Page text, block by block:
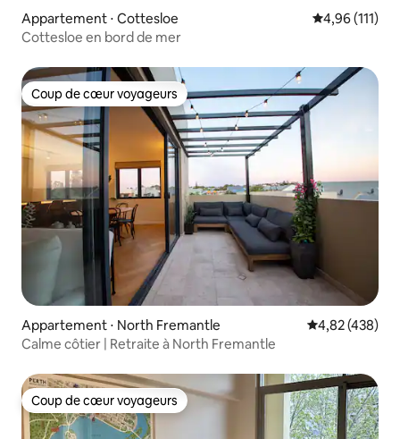
Appartement ⋅ Cottesloe Évaluation
4,96 (111)
Cottesloe en bord de mer
Coup de cœur voyageurs
Coup de cœur voyageurs
Appartement ⋅ North Fremantle Évaluation
4,82 (438)
Calme côtier | Retraite à North Fremantle
Coup de cœur voyageurs
Coup de cœur voyageurs